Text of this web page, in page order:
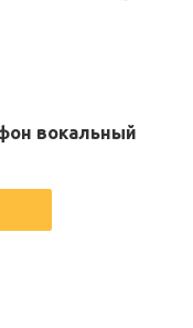
вокальный